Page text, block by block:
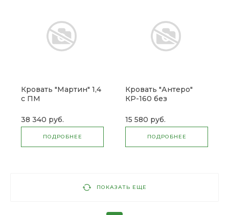
Кровать "Мартин" 1,4
с ПМ
38 340 руб.
ПОДРОБНЕЕ
Кровать "Антеро"
КР-160 без
15 580 руб.
ПОДРОБНЕЕ
ПОКАЗАТЬ ЕЩЕ